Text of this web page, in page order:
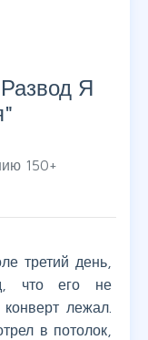
Развод Я
"
150+
третий день,
что его не
лежал.
в потолок,